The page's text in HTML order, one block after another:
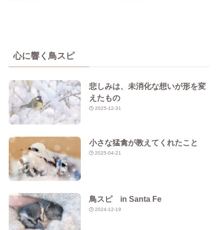
心に響く鳥スピ
悲しみは、未消化な想いが形を変
えたもの
2025-12-31
小さな猛禽が教えてくれたこと
2025-04-21
鳥スピ in Santa Fe
2024-12-19